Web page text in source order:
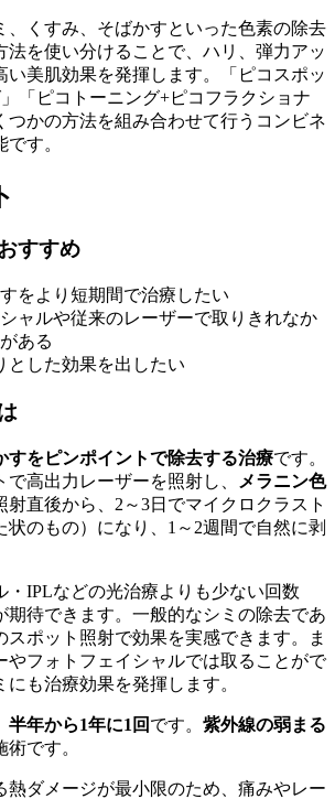
、くすみ、そばかすといった色素の除去
法を使い分けることで、ハリ、弾力アッ
い美肌効果を発揮します。「ピコスポッ
「ピコトーニング+ピコフラクショナ
つかの方法を組み合わせて行うコンビネ
す。
すすめ
をより短期間で治療したい
ャルや従来のレーザーで取りきれなか
ある
とした効果を出したい
すをピンポイントで除去する治療です。
高出力レーザーを照射し、
メラニン色
射直後から、2～3日でマイクロクラスト
状のもの）になり、1～2週間で自然に剥
・IPLなどの光治療よりも少ない回数
期待できます。一般的なシミの除去であ
スポット照射で効果を実感できます。ま
やフォトフェイシャルでは取ることがで
も治療効果を発揮します。
半年から1年に1回 です。 紫外線の弱まる
術です。
熱ダメージが最小限のため、痛みやレー